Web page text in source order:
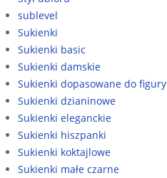
sublevel
Sukienki
Sukienki basic
Sukienki damskie
Sukienki dopasowane do figury
Sukienki dzianinowe
Sukienki eleganckie
Sukienki hiszpanki
Sukienki koktajlowe
Sukienki małe czarne